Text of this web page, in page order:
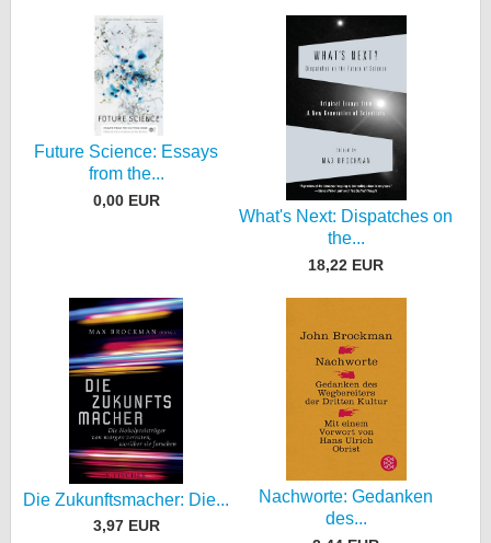
Future Science: Essays
from the...
0,00 EUR
What's Next: Dispatches on
the...
18,22 EUR
Die Zukunftsmacher: Die...
3,97 EUR
Nachworte: Gedanken
des...